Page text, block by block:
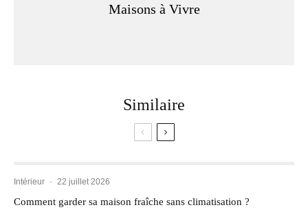
Maisons à Vivre
Similaire
Intérieur · 22 juillet 2026
Comment garder sa maison fraîche sans climatisation ?